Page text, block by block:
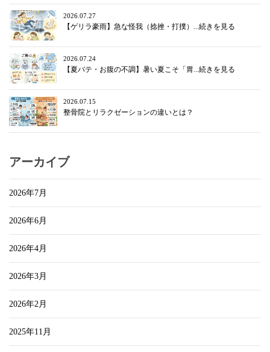
2026.07.27
【ゲリラ豪雨】急な怪我（捻挫・打撲）...続きを見る
2026.07.24
【夏バテ・お腹の不調】暑い夏こそ「胃...続きを見る
2026.07.15
整骨院とリラクゼーションの違いとは？
アーカイブ
2026年7月
2026年6月
2026年4月
2026年3月
2026年2月
2025年11月